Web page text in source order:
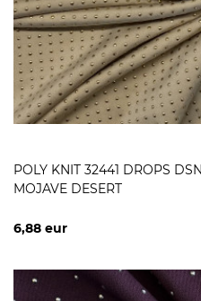
POLY KNIT 32441 DROPS
MOJAVE DESERT
6,88 eur